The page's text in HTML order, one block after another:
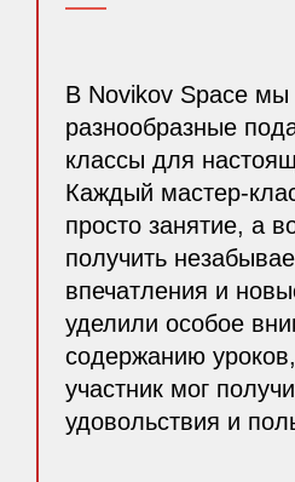
В Novikov Space мы
разнообразные
классы для
Каждый мастер-
просто занятие, а
получить
впечатления и
уделили особое
содержанию
участник мог
удовольствия и